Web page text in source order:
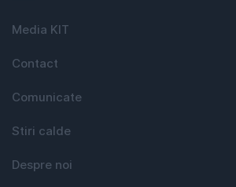
Media KIT
Contact
Comunicate
Stiri calde
Despre noi